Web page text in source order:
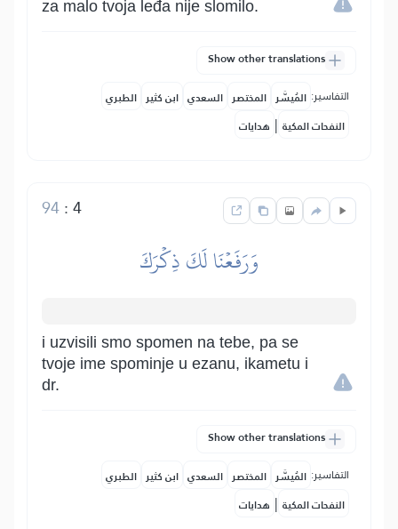
za malo tvoja leđa nije slomilo.
Show other translations
التفاسير: المُيسَّر المختصر السعدي ابن كثير الطبري
النفحات المكية | هدايات
4
:
94
وَرَفَعۡنَا لَكَ ذِكۡرَكَ
i uzvisili smo spomen na tebe, pa se
tvoje ime spominje u ezanu, ikametu i
dr.
Show other translations
التفاسير: المُيسَّر المختصر السعدي ابن كثير الطبري
النفحات المكية | هدايات